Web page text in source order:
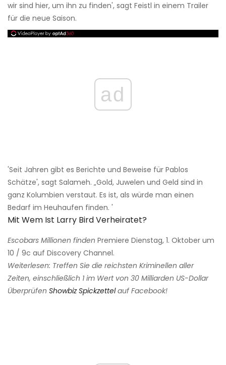
wir sind hier, um ihn zu finden', sagt Feistl in einem Trailer
für die neue Saison.
ad
'Seit Jahren gibt es Berichte und Beweise für Pablos
Schätze', sagt Salameh. „Gold, Juwelen und Geld sind in
ganz Kolumbien verstaut. Es ist, als würde man einen
Bedarf im Heuhaufen finden. '
Mit Wem Ist Larry Bird Verheiratet?
Escobars Millionen finden Premiere Dienstag, 1. Oktober um
10 / 9c auf Discovery Channel.
Weiterlesen: Treffen Sie die reichsten Kriminellen aller
Zeiten, einschließlich 1 im Wert von 30 Milliarden US-Dollar
Überprüfen Showbiz Spickzettel auf Facebook!